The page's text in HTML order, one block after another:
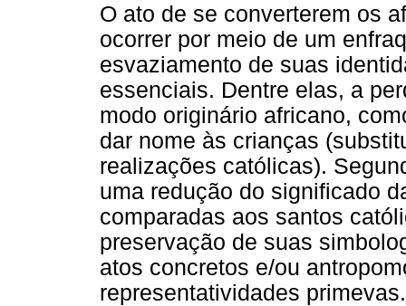
O ato de se converterem os
ocorrer por meio de um
esvaziamento de suas
essenciais. Dentre elas, a
modo originário africano,
dar nome às crianças
realizações católicas).
uma redução do significado
comparadas aos santos
preservação de suas
atos concretos e/ou
representatividades primevas.